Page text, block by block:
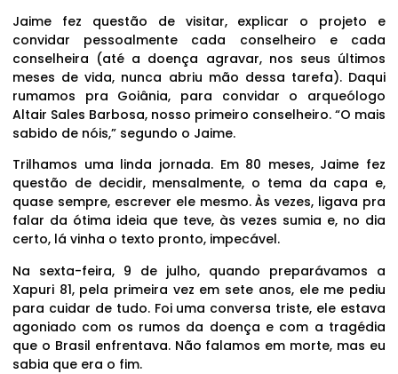
Jaime fez questão de visitar, explicar o projeto e
convidar pessoalmente cada conselheiro e cada
conselheira (até a doença agravar, nos seus últimos
meses de vida, nunca abriu mão dessa tarefa). Daqui
rumamos pra Goiânia, para convidar o arqueólogo
Altair Sales Barbosa, nosso primeiro conselheiro. “O mais
sabido de nóis,” segundo o Jaime.
Trilhamos uma linda jornada. Em 80 meses, Jaime fez
questão de decidir, mensalmente, o tema da capa e,
quase sempre, escrever ele mesmo. Às vezes, ligava pra
falar da ótima ideia que teve, às vezes sumia e, no dia
certo, lá vinha o texto pronto, impecável.
Na sexta-feira, 9 de julho, quando preparávamos a
Xapuri 81, pela primeira vez em sete anos, ele me pediu
para cuidar de tudo. Foi uma conversa triste, ele estava
agoniado com os rumos da doença e com a tragédia
que o Brasil enfrentava. Não falamos em morte, mas eu
sabia que era o fim.